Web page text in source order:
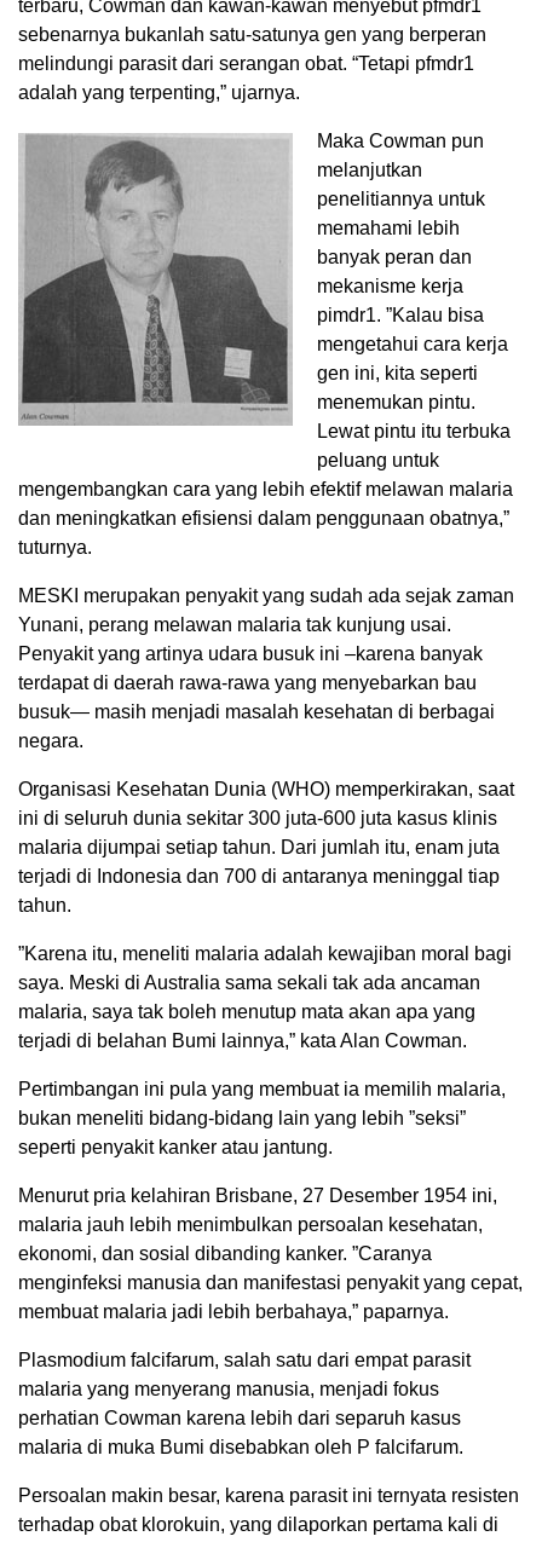
terbaru, Cowman dan kawan-kawan menyebut pfmdr1
sebenarnya bukanlah satu-satunya gen yang berperan
melindungi parasit dari serangan obat. “Tetapi pfmdr1
adalah yang terpenting,” ujarnya.
Maka Cowman pun
melanjutkan
penelitiannya untuk
memahami lebih
banyak peran dan
mekanisme kerja
pimdr1. ”Kalau bisa
mengetahui cara kerja
gen ini, kita seperti
menemukan pintu.
Lewat pintu itu terbuka
peluang untuk
mengembangkan cara yang lebih efektif melawan malaria
dan meningkatkan efisiensi dalam penggunaan obatnya,”
tuturnya.
MESKI merupakan penyakit yang sudah ada sejak zaman
Yunani, perang melawan malaria tak kunjung usai.
Penyakit yang artinya udara busuk ini –karena banyak
terdapat di daerah rawa-rawa yang menyebarkan bau
busuk— masih menjadi masalah kesehatan di berbagai
negara.
Organisasi Kesehatan Dunia (WHO) memperkirakan, saat
ini di seluruh dunia sekitar 300 juta-600 juta kasus klinis
malaria dijumpai setiap tahun. Dari jumlah itu, enam juta
terjadi di Indonesia dan 700 di antaranya meninggal tiap
tahun.
”Karena itu, meneliti malaria adalah kewajiban moral bagi
saya. Meski di Australia sama sekali tak ada ancaman
malaria, saya tak boleh menutup mata akan apa yang
terjadi di belahan Bumi lainnya,” kata Alan Cowman.
Pertimbangan ini pula yang membuat ia memilih malaria,
bukan meneliti bidang-bidang lain yang lebih ”seksi”
seperti penyakit kanker atau jantung.
Menurut pria kelahiran Brisbane, 27 Desember 1954 ini,
malaria jauh lebih menimbulkan persoalan kesehatan,
ekonomi, dan sosial dibanding kanker. ”Caranya
menginfeksi manusia dan manifestasi penyakit yang cepat,
membuat malaria jadi lebih berbahaya,” paparnya.
Plasmodium falcifarum, salah satu dari empat parasit
malaria yang menyerang manusia, menjadi fokus
perhatian Cowman karena lebih dari separuh kasus
malaria di muka Bumi disebabkan oleh P falcifarum.
Persoalan makin besar, karena parasit ini ternyata resisten
terhadap obat klorokuin, yang dilaporkan pertama kali di